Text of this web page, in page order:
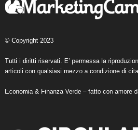
© Copyright 2023
Tutti i diritti riservati. E’ permessa la
articoli con qualsiasi mezzo a condizione di
Economia & Finanza Verde – fatto con amore